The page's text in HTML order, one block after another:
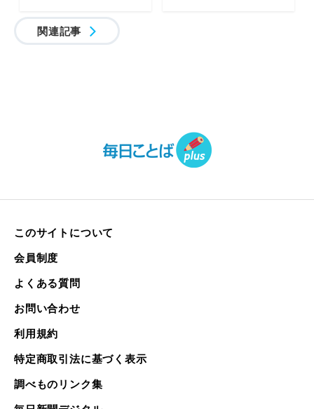
関連記事
このサイトについて
会員制度
よくある質問
お問い合わせ
利用規約
特定商取引法に基づく表示
調べものリンク集